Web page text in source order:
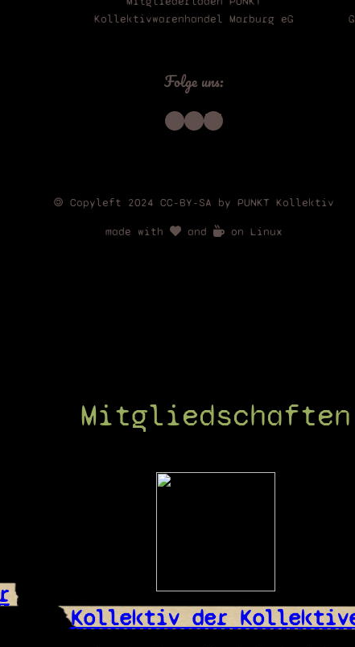
Kollektivwarenhandel Marburg eG
Folge uns:
Instagram Telegram Bluesky
🄯 Copyleft 2024 CC-BY-SA by PUNKT Kollektiv
made with and on Linux
Mitgliedschaften
Kollektiv der